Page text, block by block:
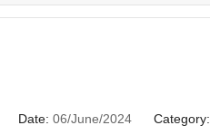
Date: 06/June/2024 Category: